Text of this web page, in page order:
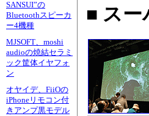
SANSUI”の
Bluetoothスピーカ
ー4機種
MJSOFT、moshi
audioの焼結セラミ
ック筐体イヤフォ
ン
オヤイデ、FiiOの
iPhoneリモコン付
きアンプ黒モデル
■ スー